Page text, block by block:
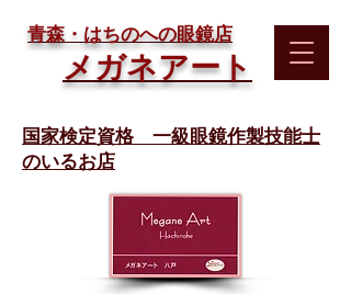
​青森・はちのへの眼鏡店
メガネアート
国家検定資格 一級眼鏡作製技能士
のいるお店